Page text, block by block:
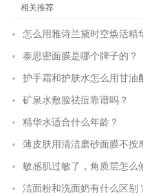
相关推荐
怎么用雅诗兰黛时空焕活精
泰思密面膜是哪个牌子的？
护手霜和护肤水怎么用甘油
矿泉水敷脸祛痘靠谱吗？
精华水适合什么年龄？
薄皮肤用清洁磨砂面膜不按
敏感肌过敏了，角质层怎么
洁面粉和洗面奶有什么区别